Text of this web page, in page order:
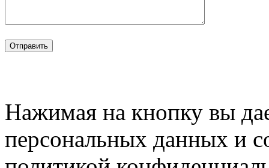
Нажимая на кнопку вы
персональных данных и